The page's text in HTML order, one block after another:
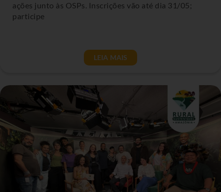
ações junto às OSPs. Inscrições vão até dia 31/05;
participe
LEIA MAIS